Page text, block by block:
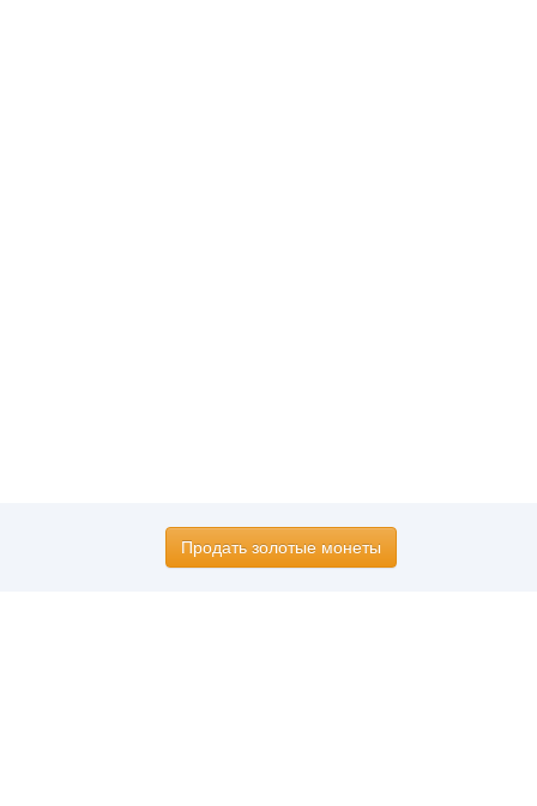
Продать золотые монеты